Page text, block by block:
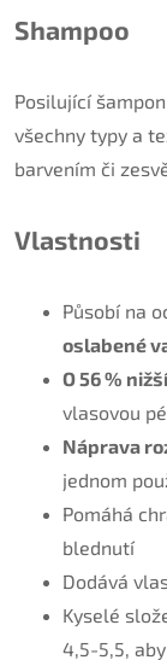
Shampoo
Posilující
všechny typy a
barvením či
Vlastnosti
Působí na
oslabené
O 56 %
vlasovou
Náprava
jednom
Pomáhá
blednutí
Dodává
Kyselé
4,5-5,5,